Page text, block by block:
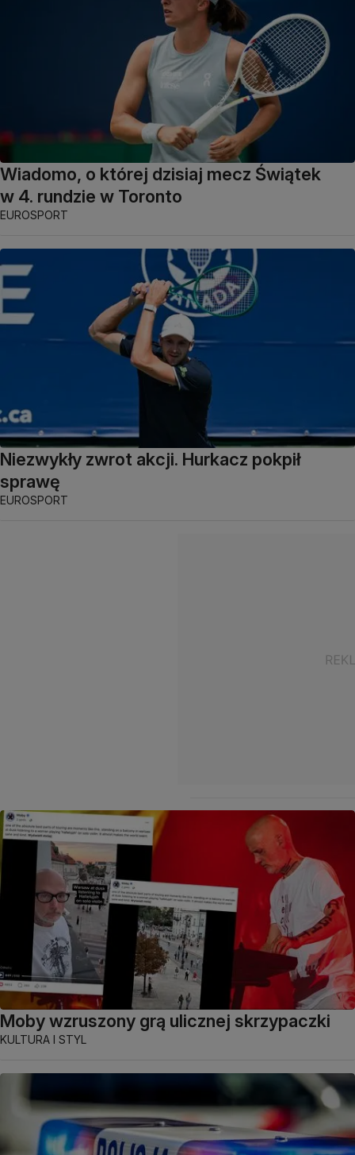
Wiadomo, o której dzisiaj mecz Świątek
w 4. rundzie w Toronto
EUROSPORT
Niezwykły zwrot akcji. Hurkacz pokpił
sprawę
EUROSPORT
Moby wzruszony grą ulicznej skrzypaczki
KULTURA I STYL